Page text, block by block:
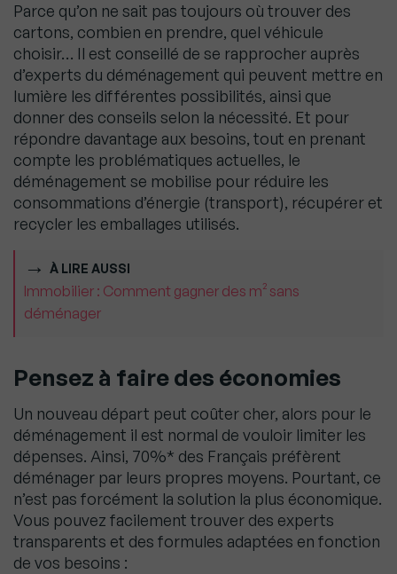
Parce qu’on ne sait pas toujours où trouver des
cartons, combien en prendre, quel véhicule
choisir… Il est conseillé de se rapprocher auprès
d’experts du déménagement qui peuvent mettre en
lumière les différentes possibilités, ainsi que
donner des conseils selon la nécessité. Et pour
répondre davantage aux besoins, tout en prenant
compte les problématiques actuelles, le
déménagement se mobilise pour réduire les
consommations d’énergie (transport), récupérer et
recycler les emballages utilisés.
À LIRE AUSSI
Immobilier : Comment gagner des m² sans
déménager
Pensez à faire des économies
Un nouveau départ peut coûter cher, alors pour le
déménagement il est normal de vouloir limiter les
dépenses. Ainsi, 70%* des Français préfèrent
déménager par leurs propres moyens. Pourtant, ce
n’est pas forcément la solution la plus économique.
Vous pouvez facilement trouver des experts
transparents et des formules adaptées en fonction
de vos besoins :